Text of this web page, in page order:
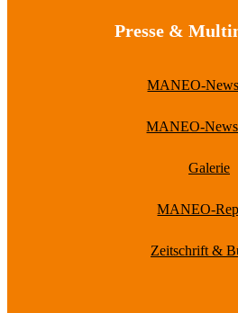
Presse &
MANEO-
MANEO-
Galerie
MANEO-
Zeitschrift &